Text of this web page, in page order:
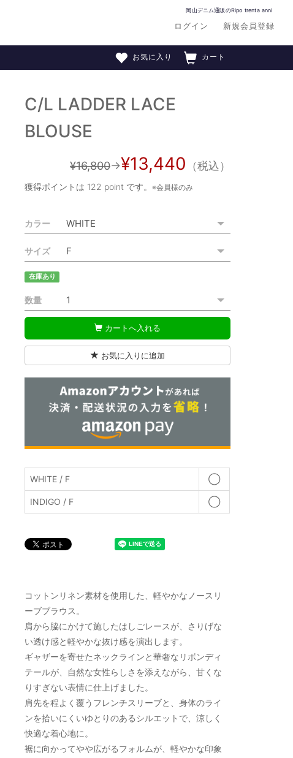
岡山デニム通販のRipo trenta anni
ログイン 新規会員登録
カート
お気に入り
C/L LADDER LACE
BLOUSE
¥16,800→¥13,440 （税込）
獲得ポイントは 122 point です。※会員様のみ
カラー
サイズ
在庫あり
数量
カートへ入れる
お気に入りに追加
WHITE / F ◯
INDIGO / F ◯
コットンリネン素材を使用した、軽やかなノースリ
ーブブラウス。
肩から脇にかけて施したはしごレースが、さりげな
い透け感と軽やかな抜け感を演出します。
ギャザーを寄せたネックラインと華奢なリボンディ
テールが、自然な女性らしさを添えながら、甘くな
りすぎない表情に仕上げました。
肩先を程よく覆うフレンチスリーブと、身体のライ
ンを拾いにくいゆとりのあるシルエットで、涼しく
快適な着心地に。
裾に向かってやや広がるフォルムが、軽やかな印象